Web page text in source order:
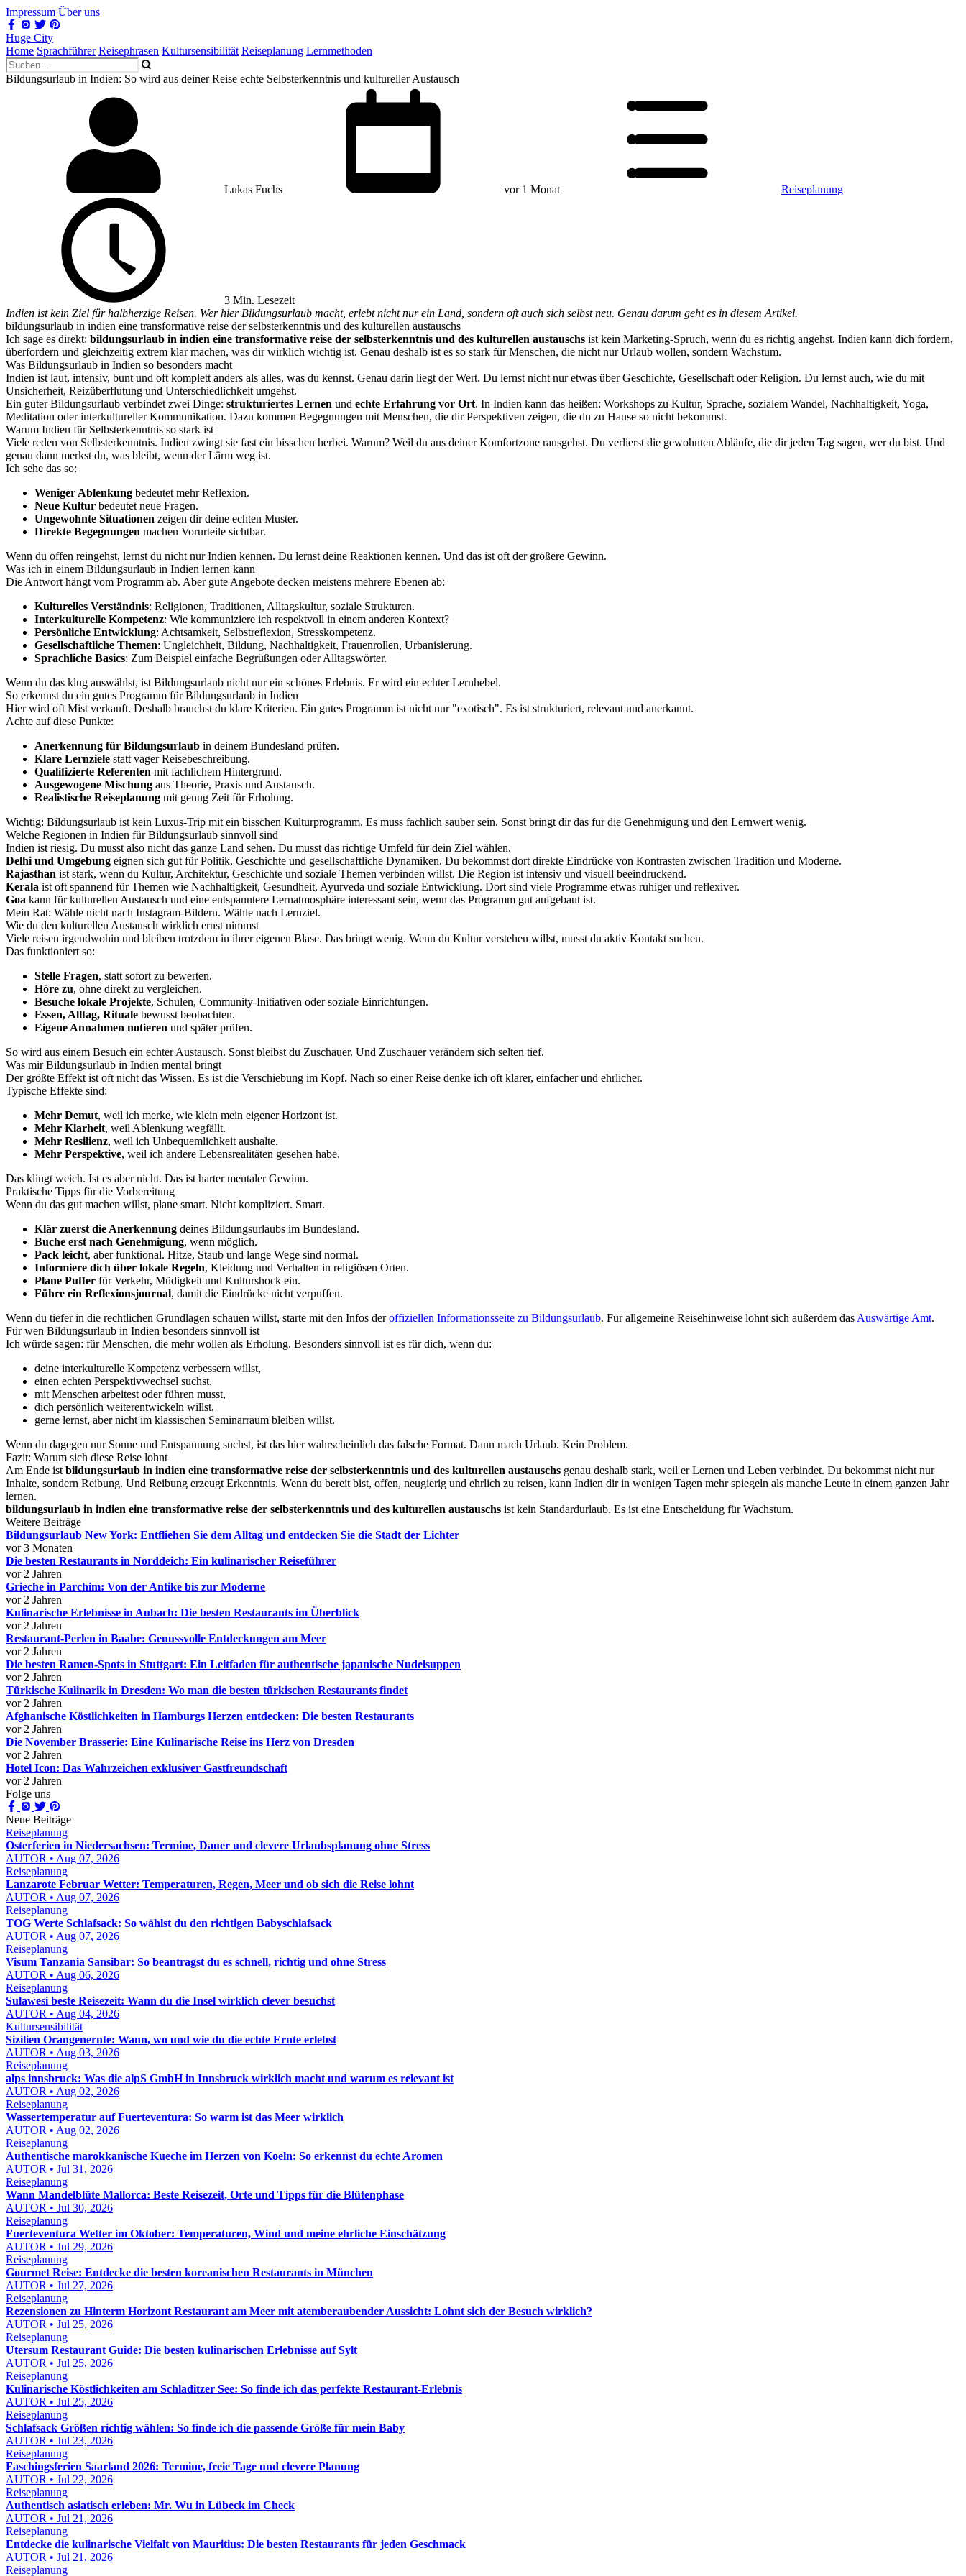
Impressum Über uns
Huge City
Home Sprachführer Reisephrasen Kultursensibilität Reiseplanung Lernmethoden
Bildungsurlaub in Indien: So wird aus deiner Reise echte Selbsterkenntnis und kultureller Austausch
Lukas Fuchs vor 1 Monat Reiseplanung
3 Min. Lesezeit
Indien ist kein Ziel für halbherzige Reisen. Wer hier Bildungsurlaub macht, erlebt nicht nur ein Land, sondern oft auch sich selbst neu. Genau darum geht es in diesem Artikel.
bildungsurlaub in indien eine transformative reise der selbsterkenntnis und des kulturellen austauschs
Ich sage es direkt: bildungsurlaub in indien eine transformative reise der selbsterkenntnis und des kulturellen austauschs ist kein Marketing-Spruch, wenn du es richtig angehst. Indien kann dich fordern,
überfordern und gleichzeitig extrem klar machen, was dir wirklich wichtig ist. Genau deshalb ist es so stark für Menschen, die nicht nur Urlaub wollen, sondern Wachstum.
Was Bildungsurlaub in Indien so besonders macht
Indien ist laut, intensiv, bunt und oft komplett anders als alles, was du kennst. Genau darin liegt der Wert. Du lernst nicht nur etwas über Geschichte, Gesellschaft oder Religion. Du lernst auch, wie du mit
Unsicherheit, Reizüberflutung und Unterschiedlichkeit umgehst.
Ein guter Bildungsurlaub verbindet zwei Dinge: strukturiertes Lernen und echte Erfahrung vor Ort. In Indien kann das heißen: Workshops zu Kultur, Sprache, sozialem Wandel, Nachhaltigkeit, Yoga,
Meditation oder interkultureller Kommunikation. Dazu kommen Begegnungen mit Menschen, die dir Perspektiven zeigen, die du zu Hause so nicht bekommst.
Warum Indien für Selbsterkenntnis so stark ist
Viele reden von Selbsterkenntnis. Indien zwingt sie fast ein bisschen herbei. Warum? Weil du aus deiner Komfortzone rausgehst. Du verlierst die gewohnten Abläufe, die dir jeden Tag sagen, wer du bist. Und
genau dann merkst du, was bleibt, wenn der Lärm weg ist.
Ich sehe das so:
Weniger Ablenkung bedeutet mehr Reflexion.
Neue Kultur bedeutet neue Fragen.
Ungewohnte Situationen zeigen dir deine echten Muster.
Direkte Begegnungen machen Vorurteile sichtbar.
Wenn du offen reingehst, lernst du nicht nur Indien kennen. Du lernst deine Reaktionen kennen. Und das ist oft der größere Gewinn.
Was ich in einem Bildungsurlaub in Indien lernen kann
Die Antwort hängt vom Programm ab. Aber gute Angebote decken meistens mehrere Ebenen ab:
Kulturelles Verständnis: Religionen, Traditionen, Alltagskultur, soziale Strukturen.
Interkulturelle Kompetenz: Wie kommuniziere ich respektvoll in einem anderen Kontext?
Persönliche Entwicklung: Achtsamkeit, Selbstreflexion, Stresskompetenz.
Gesellschaftliche Themen: Ungleichheit, Bildung, Nachhaltigkeit, Frauenrollen, Urbanisierung.
Sprachliche Basics: Zum Beispiel einfache Begrüßungen oder Alltagswörter.
Wenn du das klug auswählst, ist Bildungsurlaub nicht nur ein schönes Erlebnis. Er wird ein echter Lernhebel.
So erkennst du ein gutes Programm für Bildungsurlaub in Indien
Hier wird oft Mist verkauft. Deshalb brauchst du klare Kriterien. Ein gutes Programm ist nicht nur "exotisch". Es ist strukturiert, relevant und anerkannt.
Achte auf diese Punkte:
Anerkennung für Bildungsurlaub in deinem Bundesland prüfen.
Klare Lernziele statt vager Reisebeschreibung.
Qualifizierte Referenten mit fachlichem Hintergrund.
Ausgewogene Mischung aus Theorie, Praxis und Austausch.
Realistische Reiseplanung mit genug Zeit für Erholung.
Wichtig: Bildungsurlaub ist kein Luxus-Trip mit ein bisschen Kulturprogramm. Es muss fachlich sauber sein. Sonst bringt dir das für die Genehmigung und den Lernwert wenig.
Welche Regionen in Indien für Bildungsurlaub sinnvoll sind
Indien ist riesig. Du musst also nicht das ganze Land sehen. Du musst das richtige Umfeld für dein Ziel wählen.
Delhi und Umgebung eignen sich gut für Politik, Geschichte und gesellschaftliche Dynamiken. Du bekommst dort direkte Eindrücke von Kontrasten zwischen Tradition und Moderne.
Rajasthan ist stark, wenn du Kultur, Architektur, Geschichte und soziale Themen verbinden willst. Die Region ist intensiv und visuell beeindruckend.
Kerala ist oft spannend für Themen wie Nachhaltigkeit, Gesundheit, Ayurveda und soziale Entwicklung. Dort sind viele Programme etwas ruhiger und reflexiver.
Goa kann für kulturellen Austausch und eine entspanntere Lernatmosphäre interessant sein, wenn das Programm gut aufgebaut ist.
Mein Rat: Wähle nicht nach Instagram-Bildern. Wähle nach Lernziel.
Wie du den kulturellen Austausch wirklich ernst nimmst
Viele reisen irgendwohin und bleiben trotzdem in ihrer eigenen Blase. Das bringt wenig. Wenn du Kultur verstehen willst, musst du aktiv Kontakt suchen.
Das funktioniert so:
Stelle Fragen, statt sofort zu bewerten.
Höre zu, ohne direkt zu vergleichen.
Besuche lokale Projekte, Schulen, Community-Initiativen oder soziale Einrichtungen.
Essen, Alltag, Rituale bewusst beobachten.
Eigene Annahmen notieren und später prüfen.
So wird aus einem Besuch ein echter Austausch. Sonst bleibst du Zuschauer. Und Zuschauer verändern sich selten tief.
Was mir Bildungsurlaub in Indien mental bringt
Der größte Effekt ist oft nicht das Wissen. Es ist die Verschiebung im Kopf. Nach so einer Reise denke ich oft klarer, einfacher und ehrlicher.
Typische Effekte sind:
Mehr Demut, weil ich merke, wie klein mein eigener Horizont ist.
Mehr Klarheit, weil Ablenkung wegfällt.
Mehr Resilienz, weil ich Unbequemlichkeit aushalte.
Mehr Perspektive, weil ich andere Lebensrealitäten gesehen habe.
Das klingt weich. Ist es aber nicht. Das ist harter mentaler Gewinn.
Praktische Tipps für die Vorbereitung
Wenn du das gut machen willst, plane smart. Nicht kompliziert. Smart.
Klär zuerst die Anerkennung deines Bildungsurlaubs im Bundesland.
Buche erst nach Genehmigung, wenn möglich.
Pack leicht, aber funktional. Hitze, Staub und lange Wege sind normal.
Informiere dich über lokale Regeln, Kleidung und Verhalten in religiösen Orten.
Plane Puffer für Verkehr, Müdigkeit und Kulturshock ein.
Führe ein Reflexionsjournal, damit die Eindrücke nicht verpuffen.
Wenn du tiefer in die rechtlichen Grundlagen schauen willst, starte mit den Infos deroffiziellen Informationsseite zu Bildungsurlaub. Für allgemeine Reisehinweise lohnt sich außerdem das Auswärtige Amt.
Für wen Bildungsurlaub in Indien besonders sinnvoll ist
Ich würde sagen: für Menschen, die mehr wollen als Erholung. Besonders sinnvoll ist es für dich, wenn du:
deine interkulturelle Kompetenz verbessern willst,
einen echten Perspektivwechsel suchst,
mit Menschen arbeitest oder führen musst,
dich persönlich weiterentwickeln willst,
gerne lernst, aber nicht im klassischen Seminarraum bleiben willst.
Wenn du dagegen nur Sonne und Entspannung suchst, ist das hier wahrscheinlich das falsche Format. Dann mach Urlaub. Kein Problem.
Fazit: Warum sich diese Reise lohnt
Am Ende ist bildungsurlaub in indien eine transformative reise der selbsterkenntnis und des kulturellen austauschs genau deshalb stark, weil er Lernen und Leben verbindet. Du bekommst nicht nur
Inhalte, sondern Reibung. Und Reibung erzeugt Erkenntnis. Wenn du bereit bist, offen, neugierig und ehrlich zu reisen, kann Indien dir in wenigen Tagen mehr spiegeln als manche Leute in einem ganzen Jahr
lernen.
bildungsurlaub in indien eine transformative reise der selbsterkenntnis und des kulturellen austauschs ist kein Standardurlaub. Es ist eine Entscheidung für Wachstum.
Weitere Beiträge
Bildungsurlaub New York: Entfliehen Sie dem Alltag und entdecken Sie die Stadt der Lichter
vor 3 Monaten
Die besten Restaurants in Norddeich: Ein kulinarischer Reiseführer
vor 2 Jahren
Grieche in Parchim: Von der Antike bis zur Moderne
vor 2 Jahren
Kulinarische Erlebnisse in Aubach: Die besten Restaurants im Überblick
vor 2 Jahren
Restaurant-Perlen in Baabe: Genussvolle Entdeckungen am Meer
vor 2 Jahren
Die besten Ramen-Spots in Stuttgart: Ein Leitfaden für authentische japanische Nudelsuppen
vor 2 Jahren
Türkische Kulinarik in Dresden: Wo man die besten türkischen Restaurants findet
vor 2 Jahren
Afghanische Köstlichkeiten in Hamburgs Herzen entdecken: Die besten Restaurants
vor 2 Jahren
Die November Brasserie: Eine Kulinarische Reise ins Herz von Dresden
vor 2 Jahren
Hotel Icon: Das Wahrzeichen exklusiver Gastfreundschaft
vor 2 Jahren
Folge uns
Neue Beiträge
Reiseplanung
Osterferien in Niedersachsen: Termine, Dauer und clevere Urlaubsplanung ohne Stress
AUTOR • Aug 07, 2026
Reiseplanung
Lanzarote Februar Wetter: Temperaturen, Regen, Meer und ob sich die Reise lohnt
AUTOR • Aug 07, 2026
Reiseplanung
TOG Werte Schlafsack: So wählst du den richtigen Babyschlafsack
AUTOR • Aug 07, 2026
Reiseplanung
Visum Tanzania Sansibar: So beantragst du es schnell, richtig und ohne Stress
AUTOR • Aug 06, 2026
Reiseplanung
Sulawesi beste Reisezeit: Wann du die Insel wirklich clever besuchst
AUTOR • Aug 04, 2026
Kultursensibilität
Sizilien Orangenernte: Wann, wo und wie du die echte Ernte erlebst
AUTOR • Aug 03, 2026
Reiseplanung
alps innsbruck: Was die alpS GmbH in Innsbruck wirklich macht und warum es relevant ist
AUTOR • Aug 02, 2026
Reiseplanung
Wassertemperatur auf Fuerteventura: So warm ist das Meer wirklich
AUTOR • Aug 02, 2026
Reiseplanung
Authentische marokkanische Kueche im Herzen von Koeln: So erkennst du echte Aromen
AUTOR • Jul 31, 2026
Reiseplanung
Wann Mandelblüte Mallorca: Beste Reisezeit, Orte und Tipps für die Blütenphase
AUTOR • Jul 30, 2026
Reiseplanung
Fuerteventura Wetter im Oktober: Temperaturen, Wind und meine ehrliche Einschätzung
AUTOR • Jul 29, 2026
Reiseplanung
Gourmet Reise: Entdecke die besten koreanischen Restaurants in München
AUTOR • Jul 27, 2026
Reiseplanung
Rezensionen zu Hinterm Horizont Restaurant am Meer mit atemberaubender Aussicht: Lohnt sich der Besuch wirklich?
AUTOR • Jul 25, 2026
Reiseplanung
Utersum Restaurant Guide: Die besten kulinarischen Erlebnisse auf Sylt
AUTOR • Jul 25, 2026
Reiseplanung
Kulinarische Köstlichkeiten am Schladitzer See: So finde ich das perfekte Restaurant-Erlebnis
AUTOR • Jul 25, 2026
Reiseplanung
Schlafsack Größen richtig wählen: So finde ich die passende Größe für mein Baby
AUTOR • Jul 23, 2026
Reiseplanung
Faschingsferien Saarland 2026: Termine, freie Tage und clevere Planung
AUTOR • Jul 22, 2026
Reiseplanung
Authentisch asiatisch erleben: Mr. Wu in Lübeck im Check
AUTOR • Jul 21, 2026
Reiseplanung
Entdecke die kulinarische Vielfalt von Mauritius: Die besten Restaurants für jeden Geschmack
AUTOR • Jul 21, 2026
Reiseplanung